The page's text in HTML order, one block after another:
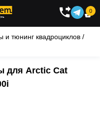

0
и тюнинг квадроциклов /
для Arctic Cat